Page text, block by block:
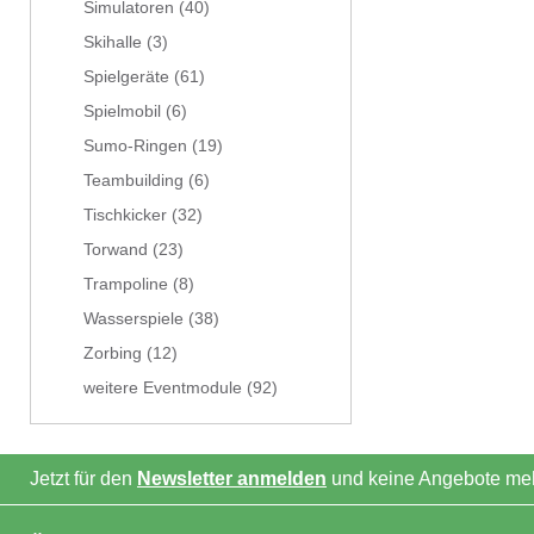
Simulatoren (40)
Skihalle (3)
Spielgeräte (61)
Spielmobil (6)
Sumo-Ringen (19)
Teambuilding (6)
Tischkicker (32)
Torwand (23)
Trampoline (8)
Wasserspiele (38)
Zorbing (12)
weitere Eventmodule (92)
Jetzt für den Newsletter anmelden und keine Angebote